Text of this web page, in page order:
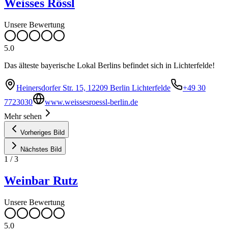
Weisses Rössl
Unsere Bewertung
5.0
Das älteste bayerische Lokal Berlins befindet sich in Lichterfelde!
Heinersdorfer Str. 15, 12209 Berlin Lichterfelde
+49 30
7723030
www.weissesroessl-berlin.de
Mehr sehen
Vorheriges Bild
Nächstes Bild
1 /3
Weinbar Rutz
Unsere Bewertung
5.0